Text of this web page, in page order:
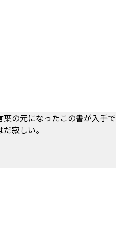
葉の元になったこの書が入手で
寂しい。